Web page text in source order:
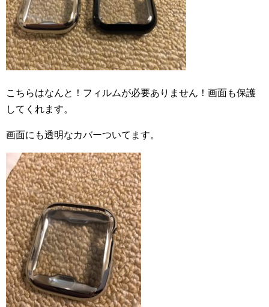
こちらはなんと！フィルムが必要ありません！画面も保護
してくれます。
画面にも透明なカバーついてます。